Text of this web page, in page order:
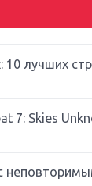
ругать
лучших
7: Skies